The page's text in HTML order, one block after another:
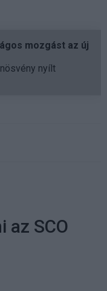
mozgást az új
nyílt
az SCO